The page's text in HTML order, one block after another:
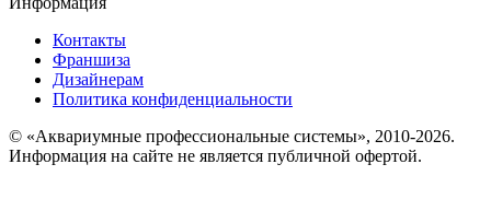
Контакты
Франшиза
Дизайнерам
Политика конфиденциальности
© «Аквариумные профессиональные системы», 2010-2026.
Информация на сайте не является публичной офертой.